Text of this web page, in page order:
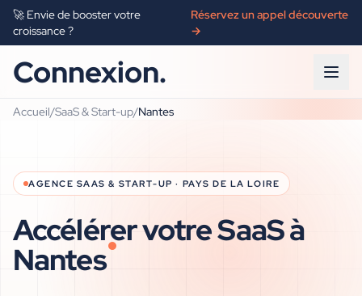
🚀 Envie de booster votre
croissance ?
Réservez un appel découverte
→
Connexion.
Accueil/SaaS & Start-up/Nantes
AGENCE SAAS & START-UP · PAYS DE LA LOIRE
Accélérer votre SaaS à
Nantes